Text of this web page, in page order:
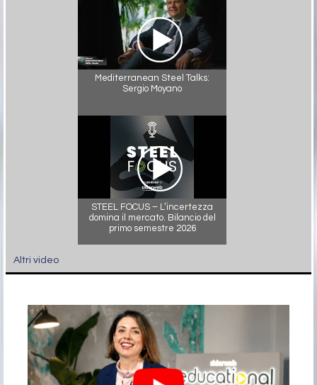
Mediterranean Steel Talks:
Sergio Moyano
STEEL FOCUS – L’incertezza
domina il mercato. Bilancio del
primo semestre 2026
Altri video